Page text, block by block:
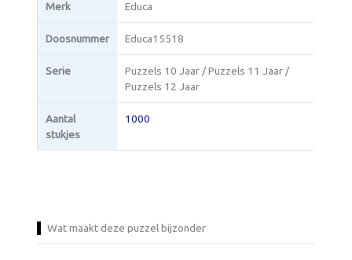
Merk Educa
Doosnummer Educa15518
Serie
Puzzels 10 Jaar / Puzzels 11 Jaar /
Puzzels 12 Jaar
Aantal
stukjes
1000
Wat maakt deze puzzel bijzonder